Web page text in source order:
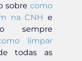
sobre como
na CNH e
sempre
limpar
todas as